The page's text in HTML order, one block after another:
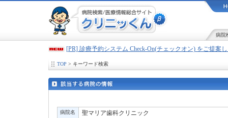
病院
[PR] 診療予約システム Check-On(チェックオン) をご提案
TOP > キーワード検索
病院名 聖マリア歯科クリニック